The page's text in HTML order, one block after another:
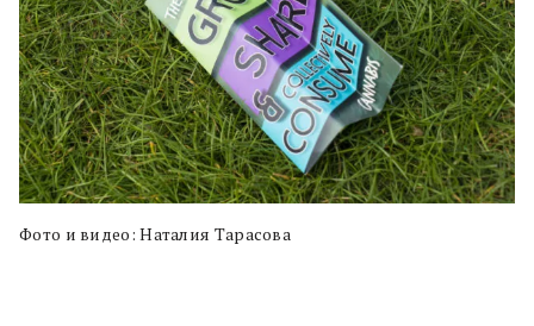
Фото и видео: Наталия Тарасова